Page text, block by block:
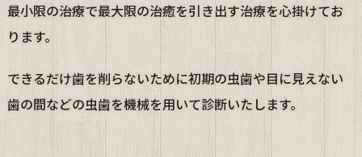
最小限の治療で最大限の治癒を引き出す治療を心掛けてお
ります。
できるだけ歯を削らないために初期の虫歯や目に見えない
歯の間などの虫歯を機械を用いて診断いたします。